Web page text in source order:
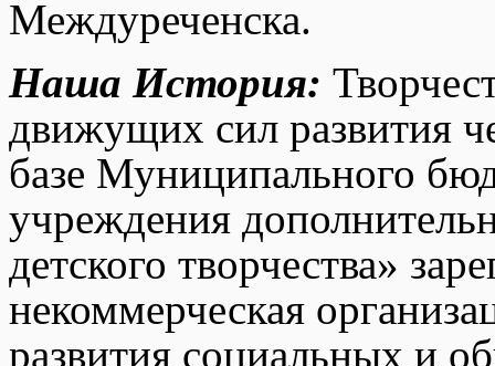
Междуреченска.
Наша История:
движущих сил развития
базе Муниципального
учреждения
детского творчества»
некоммерческая
развития социальных и